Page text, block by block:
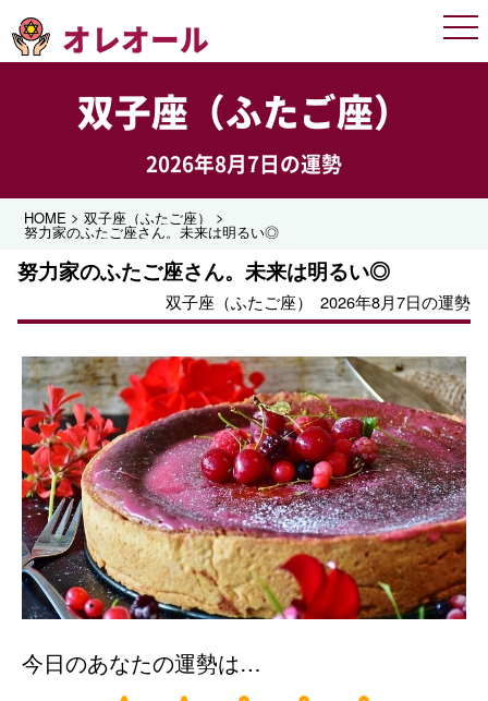
オレオール
双子座（ふたご座）
2026年8月7日の運勢
HOME >双子座（ふたご座） >
努力家のふたご座さん。未来は明るい◎
努力家のふたご座さん。未来は明るい◎
双子座（ふたご座） 2026年8月7日の運勢
今日のあなたの運勢は…